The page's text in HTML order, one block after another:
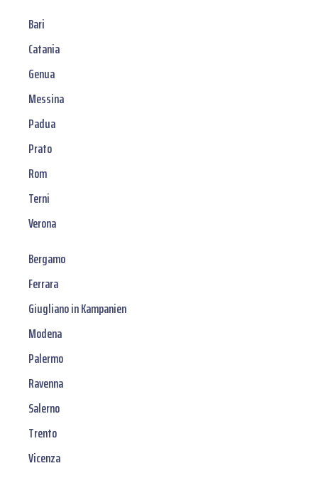
Bari
Catania
Genua
Messina
Padua
Prato
Rom
Terni
Verona
Bergamo
Ferrara
Giugliano in Kampanien
Modena
Palermo
Ravenna
Salerno
Trento
Vicenza